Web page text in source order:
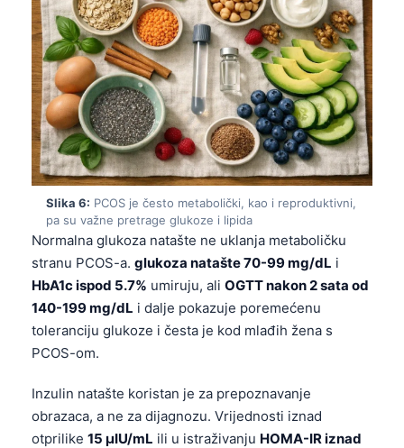
Slika 6: PCOS je često metabolički, kao i reproduktivni,
pa su važne pretrage glukoze i lipida
Normalna glukoza natašte ne uklanja metaboličku
stranu PCOS-a. glukoza natašte 70-99 mg/dL i
HbA1c ispod 5.7% umiruju, ali OGTT nakon 2 sata od
140-199 mg/dL i dalje pokazuje poremećenu
toleranciju glukoze i česta je kod mlađih žena s
PCOS-om.
Inzulin natašte koristan je za prepoznavanje
obrazaca, a ne za dijagnozu. Vrijednosti iznad
otprilike 15 µIU/mL ili u istraživanju HOMA-IR iznad
한국어
Slovenščina
বাংলা
اردو
मराठी
తెలుగు
தமிழ்
ગુજરાતી
ಕನ್ನಡ
മലയാളം
Bahasa Melayu
Tiếng Việt
Tagalog